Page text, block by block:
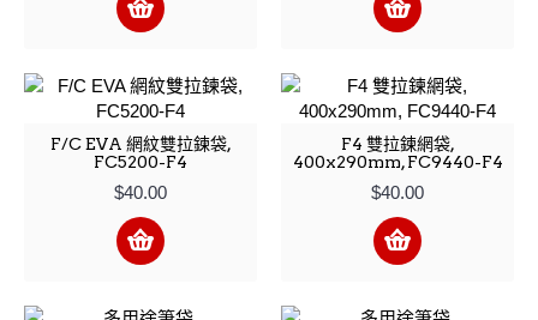
F/C EVA 網紋雙拉鍊袋,
FC5200-F4
$40.00
F4 雙拉鍊網袋,
400x290mm, FC9440-F4
$40.00